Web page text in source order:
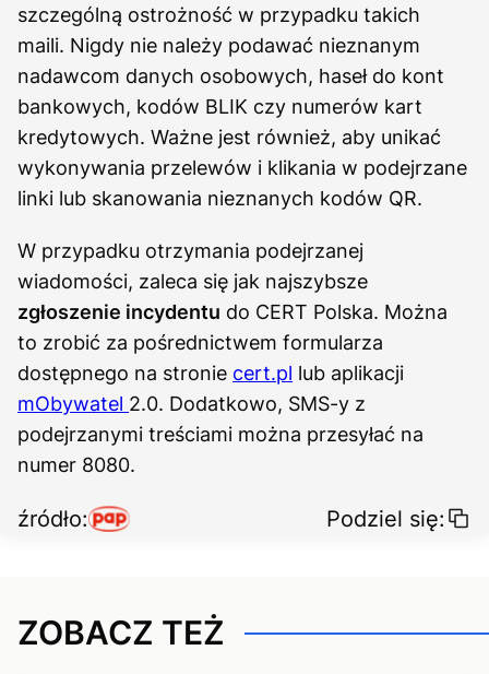
szczególną ostrożność w przypadku takich
maili. Nigdy nie należy podawać nieznanym
nadawcom danych osobowych, haseł do kont
bankowych, kodów BLIK czy numerów kart
kredytowych. Ważne jest również, aby unikać
wykonywania przelewów i klikania w podejrzane
linki lub skanowania nieznanych kodów QR.
W przypadku otrzymania podejrzanej
wiadomości, zaleca się jak najszybsze
zgłoszenie incydentu do CERT Polska. Można
to zrobić za pośrednictwem formularza
dostępnego na stronie cert.pl lub aplikacji
mObywatel 2.0. Dodatkowo, SMS-y z
podejrzanymi treściami można przesyłać na
numer 8080.
źródło: Podziel się:
ZOBACZ TEŻ